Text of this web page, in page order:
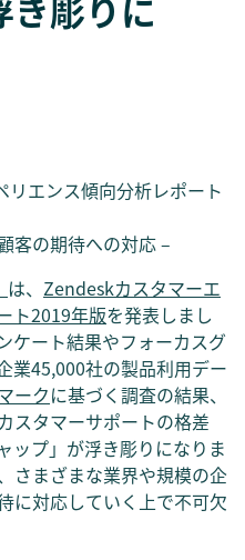
き彫りに
エンス傾向分析レポート
客の期待への対応 –
は、 Zendeskカスタマーエ
ト2019年版を発表しまし
ケート結果やフォーカスグ
業45,000社の製品利用デー
ークに基づく調査の結果、
スタマーサポートの格差
ップ」が浮き彫りになりま
さまざまな業界や規模の企
に対応していく上で不可欠